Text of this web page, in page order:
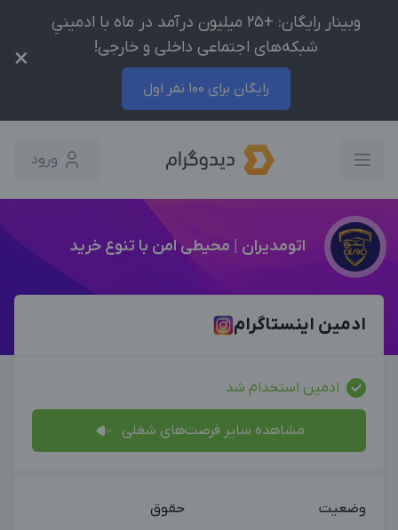
وبینار رایگان: +25 میلیون درآمد در ماه با ادمینیِ
شبکه‌های اجتماعی داخلی و خارجی!
رایگان برای 100 نفر اول
×
ورود
اتومدیران | محیطی امن با تنوع خرید
ادمین اینستاگرام
ادمین استخدام شد
مشاهده سایر فرصت‌های شغلی
وضعیت
حقوق